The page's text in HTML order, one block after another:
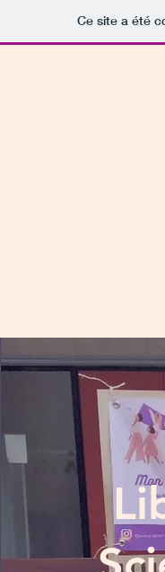
Ce site a été